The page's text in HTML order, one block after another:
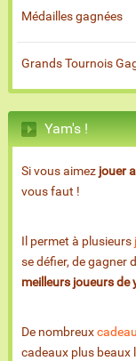
Médailles gagnées
Grands Tournois
Yam's !
Si vous aimez jouer
vous faut !
Il permet à plusieurs
se défier, de gagner
meilleurs joueurs de
De nombreux
cadeaux plus beaux